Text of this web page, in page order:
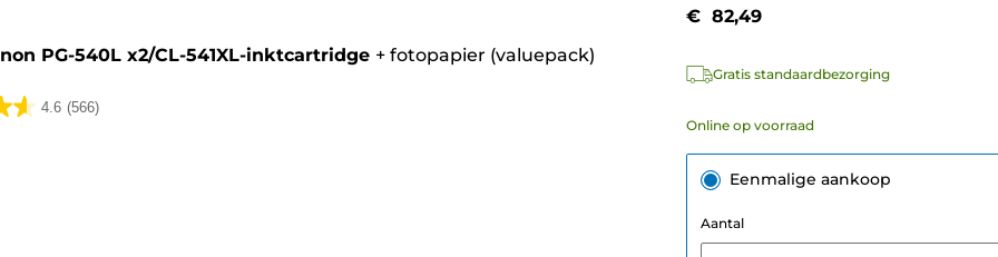
PG-540L x2/CL-541XL-inktcartridge + fotopapier (valuepack)
4.6 (566)
€ 82,49
Gratis standaardbezorging
Online op voorraad
Eenmalige aankoop
Aantal